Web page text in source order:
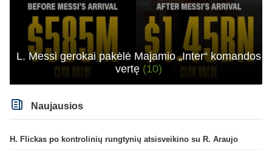
L. Messi gerokai pakėlė Majamio „Inter“ komandos
vertę (10)
Naujausios
H. Flickas po kontrolinių rungtynių atsisveikino su R. Araujo